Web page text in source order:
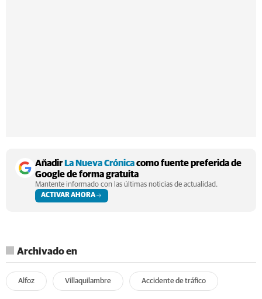
AñadirLa Nueva Crónicacomo fuente preferida de
Google de forma gratuita
Mantente informado con las últimas noticias de actualidad.
ACTIVAR AHORA
Archivado en
Alfoz Villaquilambre Accidente de tráfico